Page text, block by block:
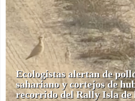
Ecologistas alertan de
sahariano y cortejos de
recorrido del Rally Isla de